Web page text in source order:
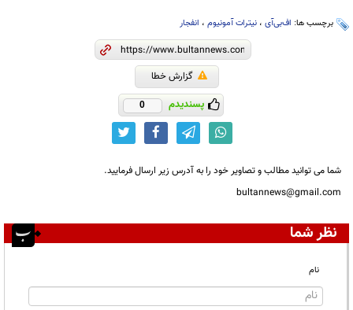
برچسب ها: اف‌بی‌آی ، نیترات آمونیوم ، انفجار
گزارش خطا
پسندیدم 0
شما می توانید مطالب و تصاویر خود را به آدرس زیر ارسال فرمایید.
bultannews@gmail.com
نظر شما
نام